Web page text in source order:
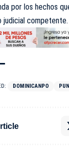
por los hechos
judicial competente.
DOMINICANPO